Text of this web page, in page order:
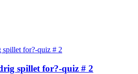
spillet for?-quiz # 2